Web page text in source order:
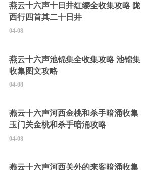
燕云十六声十日井红缨全收集攻略 陇
西行四首其二十日井
04-08
燕云十六声池锦集全收集攻略 池锦集
收集图文攻略
04-08
燕云十六声河西金桃和杀手暗涌收集
玉门关金桃和杀手暗涌攻略
04-08
燕云十六声河西关外的来客暗涌收集